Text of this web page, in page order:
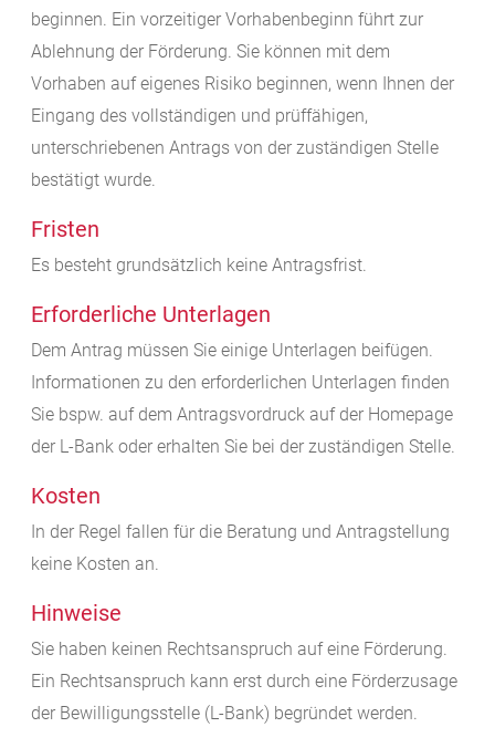
beginnen. Ein vorzeitiger Vorhabenbeginn führt zur
Ablehnung der Förderung. Sie können mit dem
Vorhaben auf eigenes Risiko beginnen, wenn Ihnen der
Eingang des vollständigen und prüffähigen,
unterschriebenen Antrags von der zuständigen Stelle
bestätigt wurde.
Fristen
Es besteht grundsätzlich keine Antragsfrist.
Erforderliche Unterlagen
Dem Antrag müssen Sie einige Unterlagen beifügen.
Informationen zu den erforderlichen Unterlagen finden
Sie bspw. auf dem Antragsvordruck auf der Homepage
der L-Bank oder erhalten Sie bei der zuständigen Stelle.
Kosten
In der Regel fallen für die Beratung und Antragstellung
keine Kosten an.
Hinweise
Sie haben keinen Rechtsanspruch auf eine Förderung.
Ein Rechtsanspruch kann erst durch eine Förderzusage
der Bewilligungsstelle (L-Bank) begründet werden.